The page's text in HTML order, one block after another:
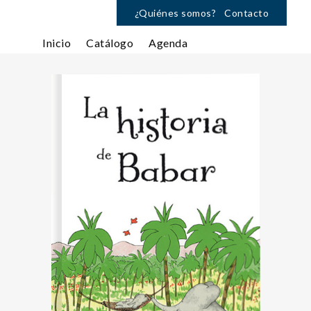
¿Quiénes somos? Contacto
Inicio Catálogo Agenda